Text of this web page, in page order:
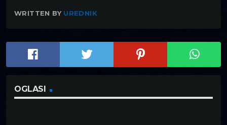
WRITTEN BY UREDNIK
OGLASI